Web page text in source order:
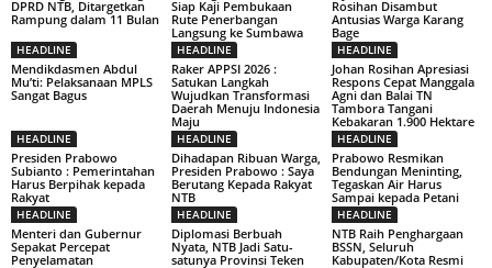
DPRD NTB, Ditargetkan
Rampung dalam 11 Bulan
Siap Kaji Pembukaan
Rute Penerbangan
Langsung ke Sumbawa
Rosihan Disambut
Antusias Warga Karang
Bage
HEADLINE
Mendikdasmen Abdul
Mu’ti: Pelaksanaan MPLS
Sangat Bagus
HEADLINE
Raker APPSI 2026 :
Satukan Langkah
Wujudkan Transformasi
Daerah Menuju Indonesia
Maju
HEADLINE
Johan Rosihan Apresiasi
Respons Cepat Manggala
Agni dan Balai TN
Tambora Tangani
Kebakaran 1.900 Hektare
HEADLINE
Presiden Prabowo
Subianto : Pemerintahan
Harus Berpihak kepada
Rakyat
HEADLINE
Dihadapan Ribuan Warga,
Presiden Prabowo : Saya
Berutang Kepada Rakyat
NTB
HEADLINE
Prabowo Resmikan
Bendungan Meninting,
Tegaskan Air Harus
Sampai kepada Petani
HEADLINE
Menteri dan Gubernur
Sepakat Percepat
Penyelamatan
HEADLINE
Diplomasi Berbuah
Nyata, NTB Jadi Satu-
satunya Provinsi Teken
HEADLINE
NTB Raih Penghargaan
BSSN, Seluruh
Kabupaten/Kota Resmi